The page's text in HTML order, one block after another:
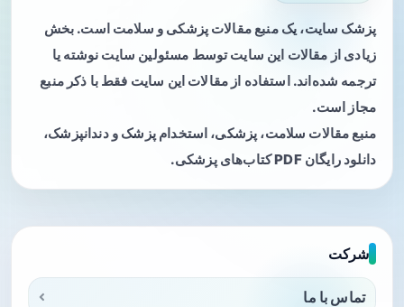
پزشک سایت، یک منبع مقالات پزشکی و سلامت است. بخش
زیادی از مقالات این سایت توسط مسئولین سایت نوشته یا
ترجمه شده‌اند. استفاده از مقالات این سایت فقط با ذکر منبع
مجاز است.
منبع مقالات سلامت، پزشکی، استخدام پزشک و دندانپزشک،
دانلود رایگان PDF کتاب‌های پزشکی.
شرکت
تماس با ما